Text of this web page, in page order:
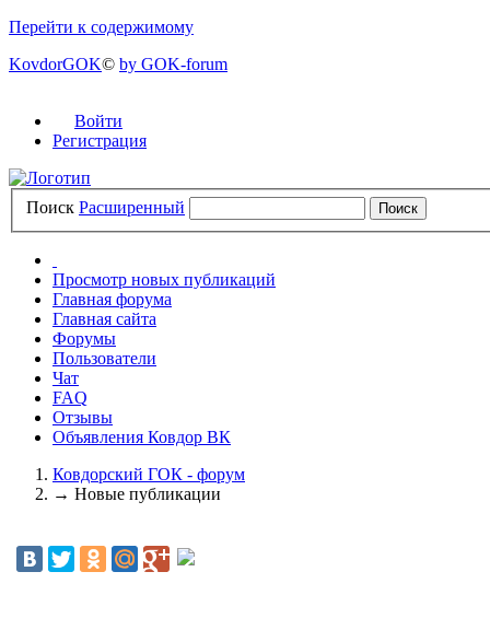
Перейти к содержимому
KovdorGOK© by GOK-forum
Войти
Регистрация
Поиск Расширенный
Просмотр новых публикаций
Главная форума
Главная сайта
Форумы
Пользователи
Чат
FAQ
Отзывы
Объявления Ковдор ВК
Ковдорский ГОК - форум
→ Новые публикации